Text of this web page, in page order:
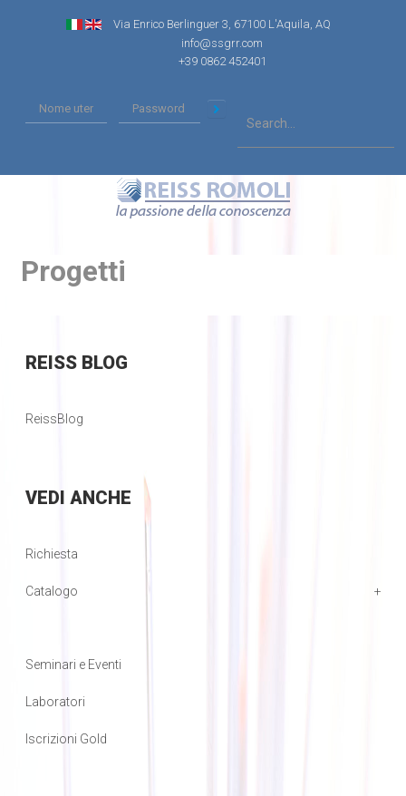
Via Enrico Berlinguer 3, 67100 L'Aquila, AQ
info@ssgrr.com
+39 0862 452401
Progetti
REISSBLOG
ReissBlog
VEDI ANCHE
Richiesta
Catalogo
Seminari e Eventi
Laboratori
Iscrizioni Gold